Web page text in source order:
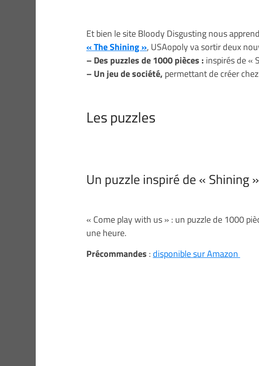
Et bien le site Bloody Disgusting nous
« The Shining », USAopoly va sortir deux
– Des puzzles de 1000 pièces : inspirés de «
– Un jeu de société, permettant de créer
Les puzzles
Un puzzle inspiré de « Shining »
« Come play with us » : un puzzle de 1000
une heure.
Précommandes : disponible sur Amazon